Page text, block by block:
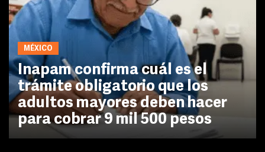
MÉXICO
Inapam confirma cuál es el
trámite obligatorio que los
adultos mayores deben hacer
para cobrar 9 mil 500 pesos